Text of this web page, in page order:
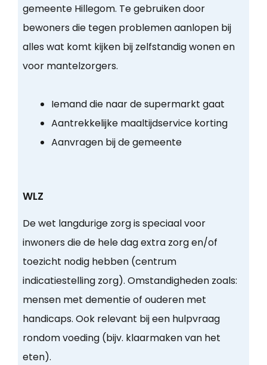
gemeente Hillegom. Te gebruiken door
bewoners die tegen problemen aanlopen bij
alles wat komt kijken bij zelfstandig wonen en
voor mantelzorgers.
Iemand die naar de supermarkt gaat
Aantrekkelijke maaltijdservice korting
Aanvragen bij de gemeente
WLZ
De wet langdurige zorg is speciaal voor
inwoners die de hele dag extra zorg en/of
toezicht nodig hebben (centrum
indicatiestelling zorg). Omstandigheden zoals:
mensen met dementie of ouderen met
handicaps. Ook relevant bij een hulpvraag
rondom voeding (bijv. klaarmaken van het
eten).